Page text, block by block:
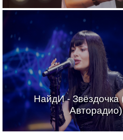
НайдИ - Звёздочка
Авторадио)